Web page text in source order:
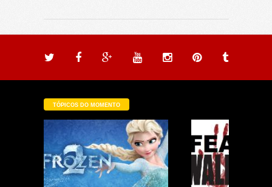
TÓPICOS DO MOMENTO